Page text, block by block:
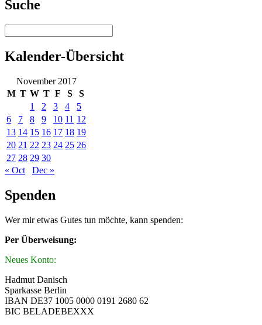
Suche
Kalender-Übersicht
November 2017
M T W T F S
S
1
2 3 4
5
6
7 8 9 10 11 12
13 14 15 16 17 18 19
20 21 22 23 24 25 26
27 28 29 30
« Oct
Dec »
Spenden
Wer mir etwas Gutes tun möchte, kann spenden:
Per Überweisung:
Neues Konto:
Hadmut Danisch
Sparkasse Berlin
IBAN DE37 1005 0000 0191 2680 62
BIC BELADEBEXXX